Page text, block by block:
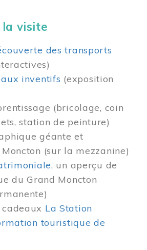
la visite
des transports
inventifs (exposition
(bricolage, coin
station de peinture)
géante et
(sur la mezzanine)
, un aperçu de
du Grand Moncton
La Station
touristique de